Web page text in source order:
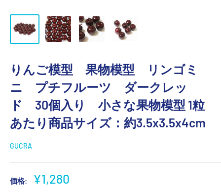
りんご模型 果物模型 リンゴミ
ニ プチフルーツ ダークレッ
ド 30個入り 小さな果物模型 1粒
あたり商品サイズ：約3.5x3.5x4cm
GUCRA
価格:
販
¥1,280